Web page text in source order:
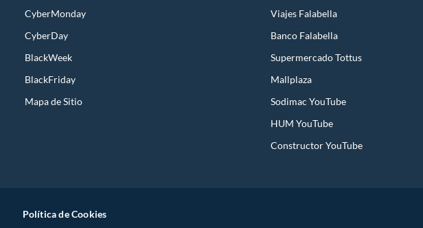
CyberMonday
CyberDay
BlackWeek
BlackFriday
Mapa de Sitio
Viajes Falabella
Banco Falabella
Supermercado Tottus
Mallplaza
Sodimac YouTube
HUM YouTube
Constructor YouTube
Política de Cookies